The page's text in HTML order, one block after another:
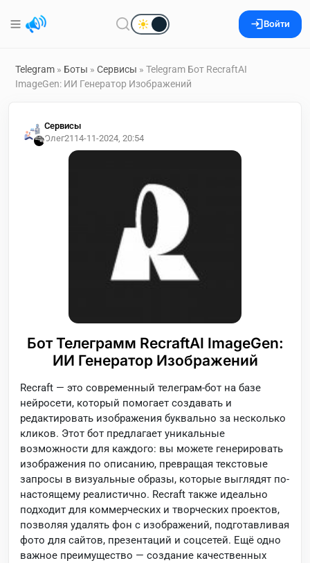
Войти
Telegram » Боты » Сервисы » Telegram Бот RecraftAI
ImageGen: ИИ Генератор Изображений
Сервисы
Олег21 14-11-2024, 20:54
Бот Телеграмм RecraftAI ImageGen:
ИИ Генератор Изображений
Recraft — это современный телеграм-бот на базе
нейросети, который помогает создавать и
редактировать изображения буквально за несколько
кликов. Этот бот предлагает уникальные
возможности для каждого: вы можете генерировать
изображения по описанию, превращая текстовые
запросы в визуальные образы, которые выглядят по-
настоящему реалистично. Recraft также идеально
подходит для коммерческих и творческих проектов,
позволяя удалять фон с изображений, подготавливая
фото для сайтов, презентаций и соцсетей. Ещё одно
важное преимущество — создание качественных